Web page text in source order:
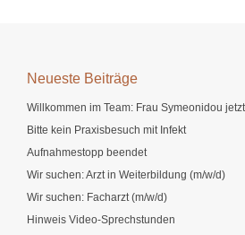
Neueste Beiträge
Willkommen im Team: Frau Symeonidou
Bitte kein Praxisbesuch mit Infekt
Aufnahmestopp beendet
Wir suchen: Arzt in Weiterbildung (m/w/d)
Wir suchen: Facharzt (m/w/d)
Hinweis Video-Sprechstunden